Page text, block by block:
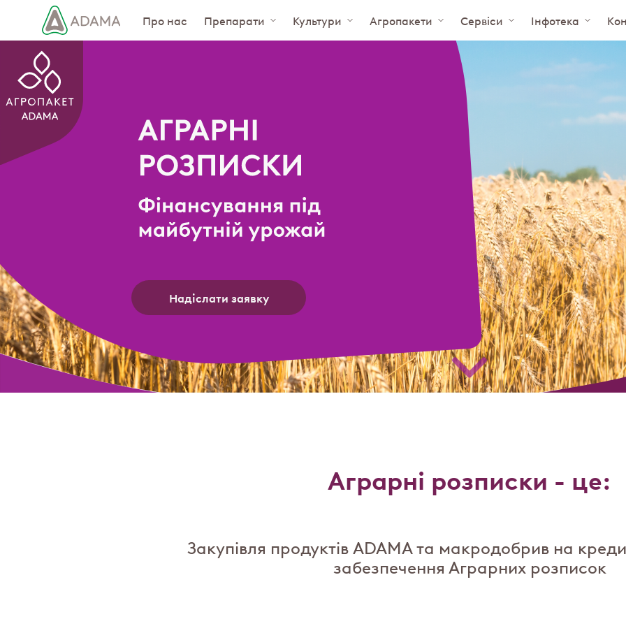
Про нас Препарати Культури Агропакети Сервіси Інфотека
Надіслати заявку
Аграрні розписки - це:
Закупівля продуктів ADAMA та макродобрив на
забезпечення Аграрних розписок